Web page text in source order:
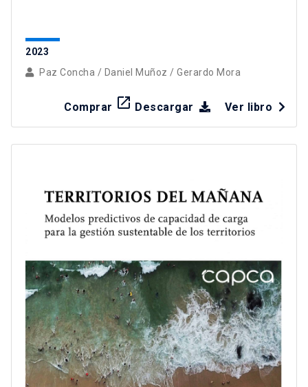
2023
Paz Concha / Daniel Muñoz / Gerardo Mora
Comprar launch Descargar Ver libro